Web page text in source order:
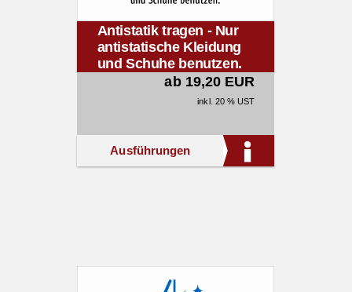
Antistatik tragen - Nur
antistatische Kleidung
und Schuhe benutzen.
ab 19,20 EUR
inkl. 20 % UST
Ausführungen